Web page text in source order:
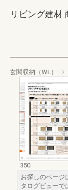
リビング建材
玄関収納（WL）
350
お探しのページ
タログビューで